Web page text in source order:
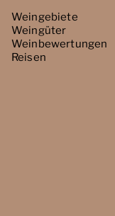
Weingebiete
Weingüter
Weinbewertungen
Reisen